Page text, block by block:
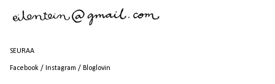
SEURAA
Facebook / Instagram / Bloglovin